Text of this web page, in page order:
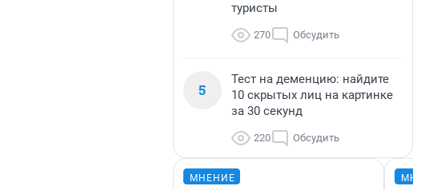
туристы
270 Обсудить
5
Тест на деменцию: найдите
10 скрытых лиц на картинке
за 30 секунд
220 Обсудить
МНЕНИЕ